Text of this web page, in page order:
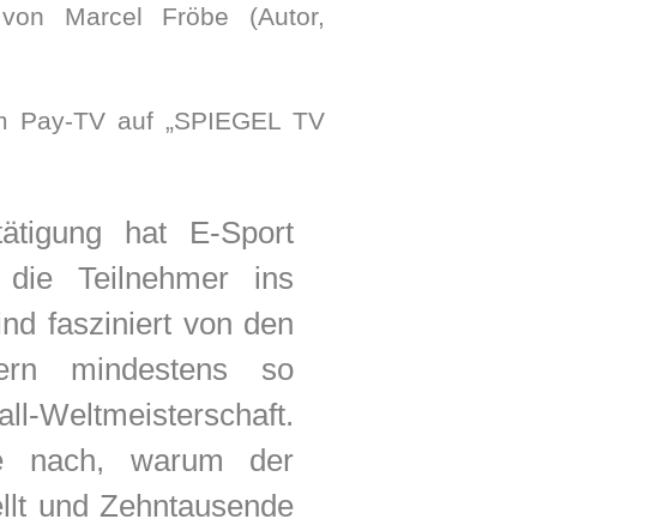
Marcel Fröbe (Autor,
TV auf „SPIEGEL TV
hat E-Sport
Teilnehmer ins
fasziniert von den
mindestens so
nach, warum der
und Zehntausende